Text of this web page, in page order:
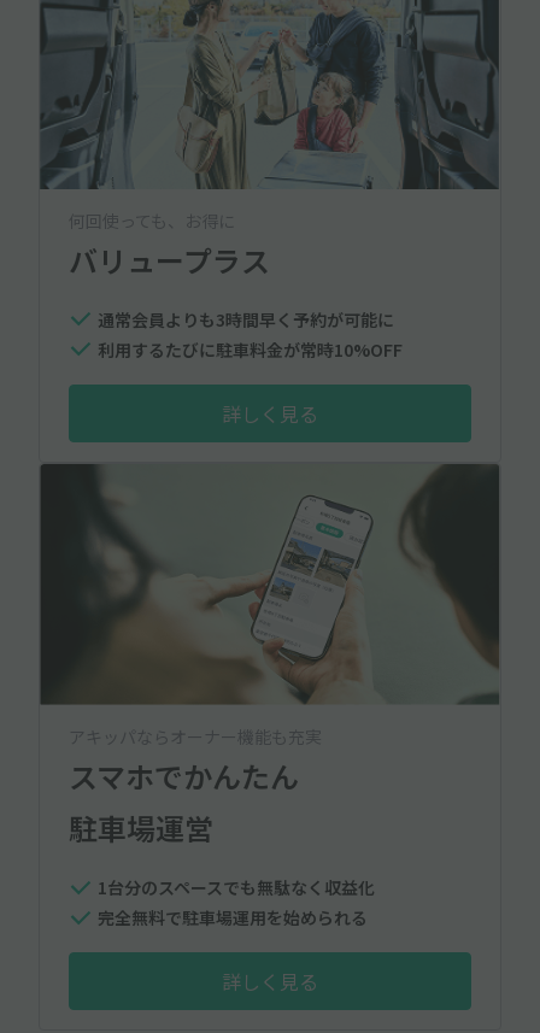
何回使っても、お得に
バリュープラス
通常会員よりも3時間早く予約が可能に
利用するたびに駐車料金が常時10%OFF
詳しく見る
アキッパならオーナー機能も充実
スマホでかんたん
駐車場運営
1台分のスペースでも無駄なく収益化
完全無料で駐車場運用を始められる
詳しく見る